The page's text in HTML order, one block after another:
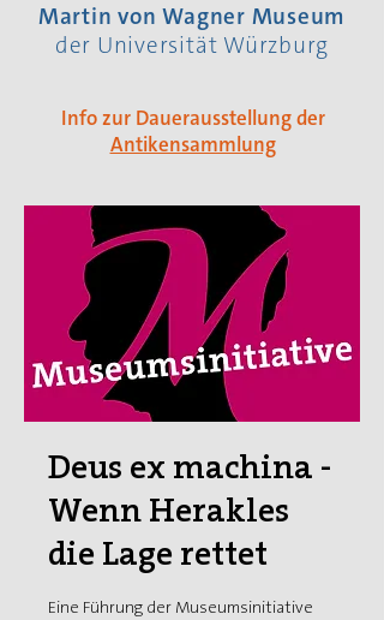
Martin von Wagner Museum
der Universität Würzburg
Info zur Dauerausstellung der
Antikensammlung
Deus ex machina -
Wenn Herakles
die Lage rettet
Eine Führung der Museumsinitiative